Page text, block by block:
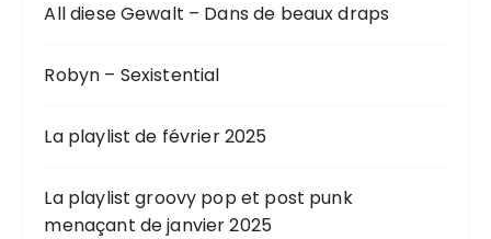
All diese Gewalt – Dans de beaux draps
Robyn – Sexistential
La playlist de février 2025
La playlist groovy pop et post punk
menaçant de janvier 2025